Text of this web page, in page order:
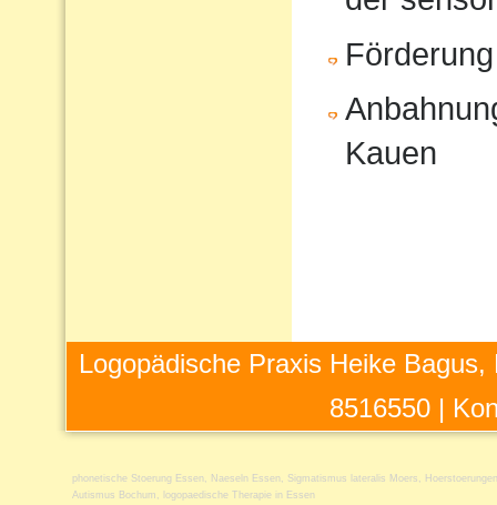
Kauen
Logopädische Praxis Heike
8516550 |
phonetische Stoerung Essen Naeseln Essen Sigmatismus lateralis Moers
Autismus Bochum
logopaedische Therapie in Essen